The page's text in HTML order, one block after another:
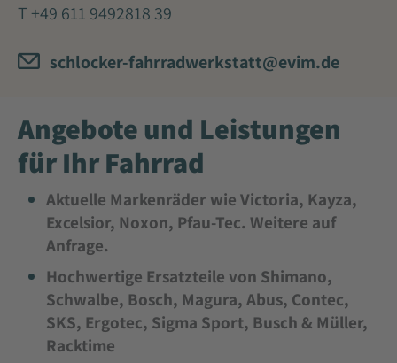
T +49 611 9492818 39
schlocker-fahrradwerkstatt@evim.de
Angebote und Leistungen
für Ihr Fahrrad
Aktuelle Markenräder wie Victoria, Kayza,
Excelsior, Noxon, Pfau-Tec. Weitere auf
Anfrage.
Hochwertige Ersatzteile von Shimano,
Schwalbe, Bosch, Magura, Abus, Contec,
SKS, Ergotec, Sigma Sport, Busch & Müller,
Racktime